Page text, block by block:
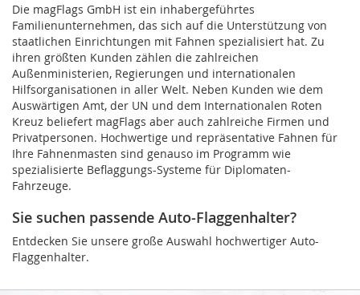
Die magFlags GmbH ist ein inhabergeführtes
Familienunternehmen, das sich auf die Unterstützung von
staatlichen Einrichtungen mit Fahnen spezialisiert hat. Zu
ihren größten Kunden zählen die zahlreichen
Außenministerien, Regierungen und internationalen
Hilfsorganisationen in aller Welt. Neben Kunden wie dem
Auswärtigen Amt, der UN und dem Internationalen Roten
Kreuz beliefert magFlags aber auch zahlreiche Firmen und
Privatpersonen. Hochwertige und repräsentative Fahnen für
Ihre Fahnenmasten sind genauso im Programm wie
spezialisierte Beflaggungs-Systeme für Diplomaten-
Fahrzeuge.
Sie suchen passende Auto-Flaggenhalter?
Entdecken Sie unsere große Auswahl hochwertiger Auto-
Flaggenhalter.